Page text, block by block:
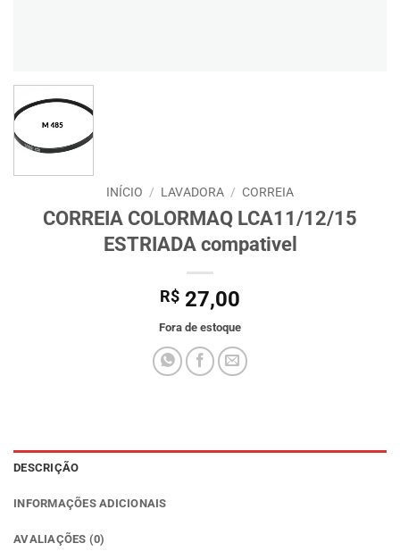
INÍCIO / LAVADORA / CORREIA
CORREIA COLORMAQ LCA11/12/15
ESTRIADA compativel
R$ 27,00
Fora de estoque
DESCRIÇÃO
INFORMAÇÕES ADICIONAIS
AVALIAÇÕES (0)